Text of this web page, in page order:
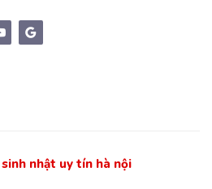
nhật uy tín hà nội